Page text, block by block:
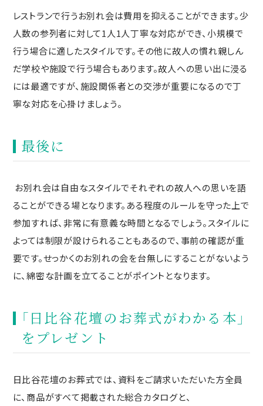
レストランで行うお別れ会は費用を抑えることができます。少
人数の参列者に対して1人1人丁寧な対応ができ、小規模で
行う場合に適したスタイルです。その他に故人の慣れ親しん
だ学校や施設で行う場合もあります。故人への思い出に浸る
には最適ですが、施設関係者との交渉が重要になるので丁
寧な対応を心掛けましょう。
最後に
お別れ会は自由なスタイルでそれぞれの故人への思いを語
ることができる場となります。ある程度のルールを守った上で
参加すれば、非常に有意義な時間となるでしょう。スタイルに
よっては制限が設けられることもあるので、事前の確認が重
要です。せっかくのお別れの会を台無しにすることがないよう
に、綿密な計画を立てることがポイントとなります。
「日比谷花壇のお葬式がわかる本」
をプレゼント
日比谷花壇のお葬式では、資料をご請求いただいた方全員
に、商品がすべて掲載された総合カタログと、